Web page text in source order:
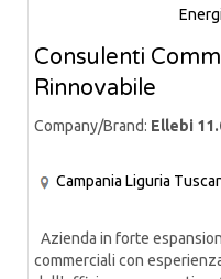
Consulenti
Rinnovabile
Company/Brand: Ellebi
Campania Liguria
Azienda in forte
commerciali con